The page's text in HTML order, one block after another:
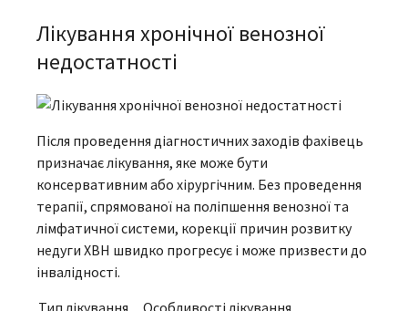
Лікування хронічної венозної
недостатності
Після проведення діагностичних заходів фахівець
призначає лікування, яке може бути
консервативним або хірургічним. Без проведення
терапії, спрямованої на поліпшення венозної та
лімфатичної системи, корекції причин розвитку
недуги ХВН швидко прогресує і може призвести до
інвалідності.